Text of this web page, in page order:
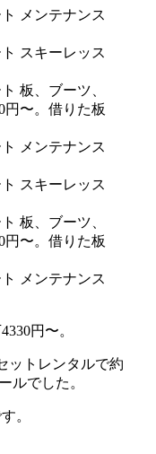
円〜。
ットレンタルで約
ルでした。
。